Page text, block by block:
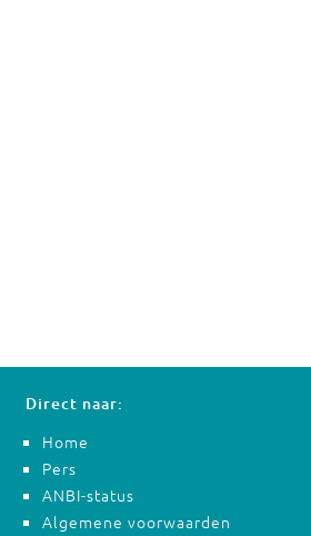
Direct naar:
Home
Pers
ANBI-status
Algemene voorwaarden